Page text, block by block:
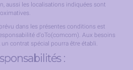
aussi les localisations indiquées sont
dans les présentes conditions est
d'oTo(comcom). Aux besoins
contrat spécial pourra être établi.
: